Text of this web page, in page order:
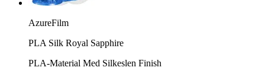
AzureFilm
PLA Silk Royal Sapphire
PLA-Material Med Silkeslen Finish